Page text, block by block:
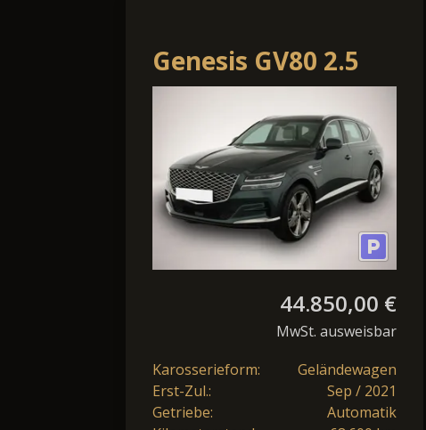
Genesis GV80 2.5
AT 4WD Luxus Plus,
VOLLAUSSTATTUNG
44.850,00 €
MwSt. ausweisbar
Karosserieform:
Geländewagen
Erst-Zul.:
Sep / 2021
Getriebe:
Automatik